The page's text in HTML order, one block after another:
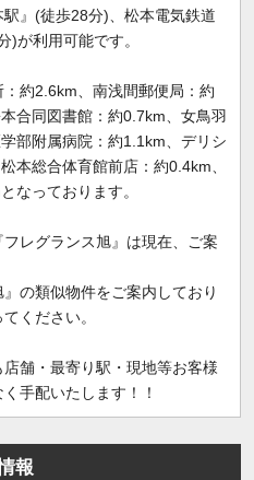
』(徒歩28分)、松本電気鉄道
)が利用可能です。
約2.6km、南浅間郵便局：約
合同図書館：約0.7km、女鳥羽
部附属病院：約1.1km、デリシ
本総合体育館前店：約0.4km、
なっております。
レグランス旭』は現在、ご案
の類似物件をご案内しており
ください。
舗・最寄り駅・現地等お客様
手配いたします！！
報